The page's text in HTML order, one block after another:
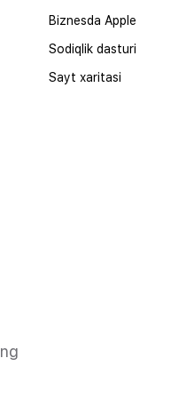
Biznesda Apple
Sodiqlik dasturi
Sayt xaritasi